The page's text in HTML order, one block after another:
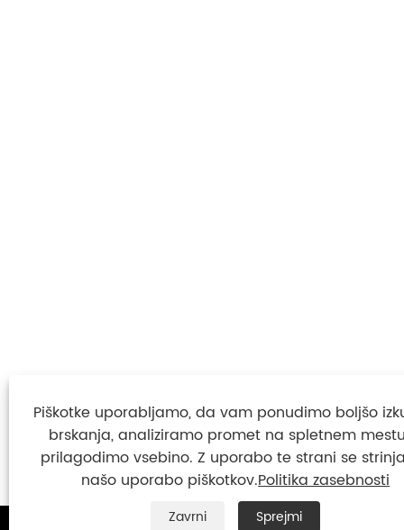
Piškotke uporabljamo, da vam ponudimo boljšo
brskanja, analiziramo promet na spletnem
prilagodimo vsebino. Z uporabo te strani se
našo uporabo piškotkov.Politika zasebnosti
Zavrni Sprejmi